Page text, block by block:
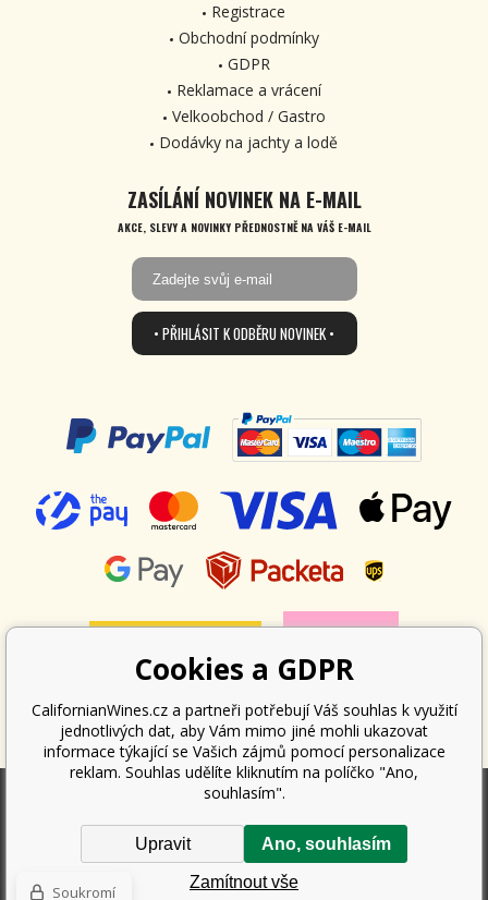
Registrace
Obchodní podmínky
GDPR
Reklamace a vrácení
Velkoobchod / Gastro
Dodávky na jachty a lodě
ZASÍLÁNÍ NOVINEK NA E-MAIL
AKCE, SLEVY A NOVINKY PŘEDNOSTNĚ NA VÁŠ E-MAIL
• PŘIHLÁSIT K ODBĚRU NOVINEK •
Podle zákona o evidenci tržeb je prodávající povinen vystavit kupujícímu
účtenku. Zároveň je povinen zaevidovat přijatou tržbu u správce daně
online; v případě technického výpadku pak nejpozději do 48 hodin.
Copyright ©
Californian Wines Export s.r.o.
Cookies a GDPR
CalifornianWines.cz a partneři potřebují Váš souhlas k využití
jednotlivých dat, aby Vám mimo jiné mohli ukazovat
informace týkající se Vašich zájmů pomocí personalizace
reklam. Souhlas udělíte kliknutím na políčko "Ano,
souhlasím".
Zamítnout vše
Ano, souhlasím
Upravit
Soukromí